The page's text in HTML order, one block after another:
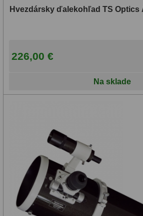
Hvezdársky ďalekohľad TS Optics
226,00 €
Na sklade